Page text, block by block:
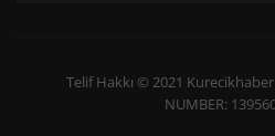
Telif Hakkı © 2021 Kurecikhaber
NUMBER: